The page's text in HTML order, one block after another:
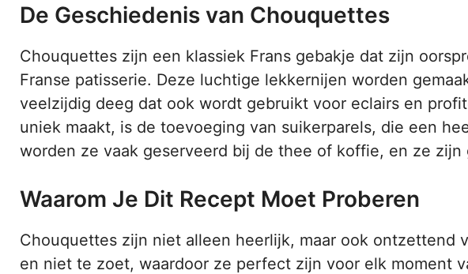
De Geschiedenis van Chouquettes
Chouquettes zijn een klassiek Frans gebakje dat zijn
Franse patisserie. Deze luchtige lekkernijen worden
veelzijdig deeg dat ook wordt gebruikt voor eclairs en
uniek maakt, is de toevoeging van suikerparels, die een
worden ze vaak geserveerd bij de thee of koffie, en ze
Waarom Je Dit Recept Moet Proberen
Chouquettes zijn niet alleen heerlijk, maar ook ontzettend
en niet te zoet, waardoor ze perfect zijn voor elk moment